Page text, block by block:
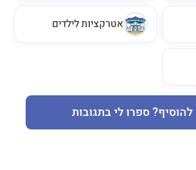
אטרקציות לילדים
ספרו לי בתגובות